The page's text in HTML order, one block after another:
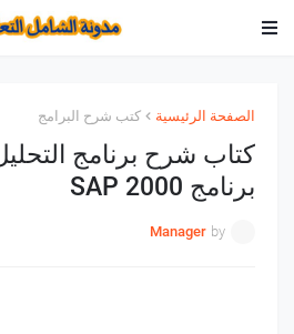
الصفحة الرئيسية كتب شرح البرامج
كتاب شرح برنامج
برنامج SAP 2000
by
Manager